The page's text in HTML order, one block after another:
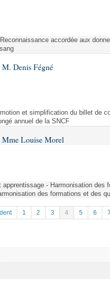
accordée aux
M. Denis Fégné
et simplification du billet de
annuel de la SNCF
Mme Louise Morel
apprentissage - Harmonisation des
des formations et des
1 2 3 4 5 6